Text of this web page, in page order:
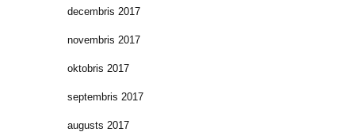
decembris 2017
novembris 2017
oktobris 2017
septembris 2017
augusts 2017